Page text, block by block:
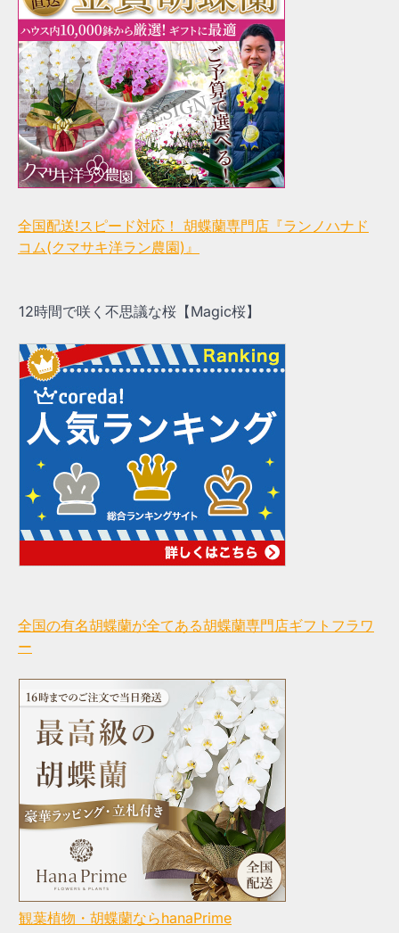
全国配送!スピード対応！ 胡蝶蘭専門店『ランノハナド
コム(クマサキ洋ラン農園)』
12時間で咲く不思議な桜【Magic桜】
全国の有名胡蝶蘭が全てある胡蝶蘭専門店ギフトフラワ
ー
観葉植物・胡蝶蘭ならhanaPrime